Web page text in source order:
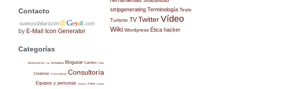
Contacto
by E-Mail Icon Generator
Categorías
Administración Arte Artesanía Bloguear Cambio Citas
Colaborar Conocimiento Consultoría
Equipos y personas Formación Fotos Historias
stripgenerating Terminología Tests
Turismo TV Twitter Vídeo
Wiki Wordpress Ética hacker